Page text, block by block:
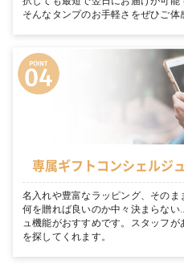
そんなタンプのお手軽さをぜひご体
専属ギフトコンシェルジ
名入れや豊富なラッピング、その
何を贈れば良いのか中々決まらな
ュ機能がおすすめです。スタッフ
を探してくれます。